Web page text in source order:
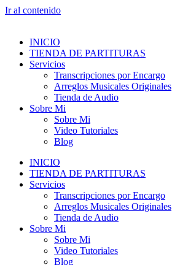
Ir al contenido
INICIO
TIENDA DE PARTITURAS
Servicios
Transcripciones por Encargo
Arreglos Musicales Originales
Tienda de Audio
Sobre Mi
Sobre Mi
Video Tutoriales
Blog
INICIO
TIENDA DE PARTITURAS
Servicios
Transcripciones por Encargo
Arreglos Musicales Originales
Tienda de Audio
Sobre Mi
Sobre Mi
Video Tutoriales
Blog